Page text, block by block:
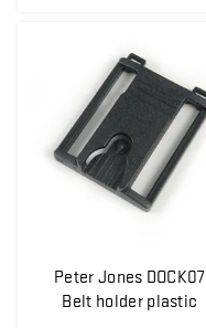
Peter Jones DOCK07
Belt holder plastic